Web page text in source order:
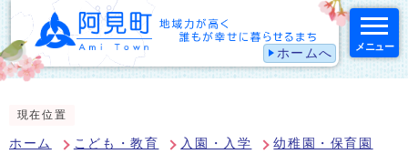
ホームへ メニュー
現在位置
ホーム こども・教育 入園・入学 幼稚園・保育園